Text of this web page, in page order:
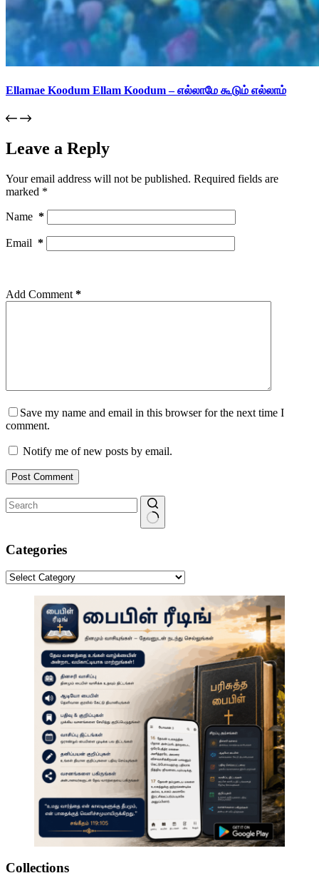
Ellamae Koodum Ellam Koodum – எல்லாமே கூடும் எல்லாம்
Leave a Reply
Your email address will not be published. Required fields are
marked *
Name *
Email *
Add Comment *
Save my name and email in this browser for the next time I
comment.
Notify me of new posts by email.
Post Comment
results
Categories
Categories
Collections